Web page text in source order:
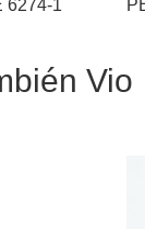
6274-1
Vio